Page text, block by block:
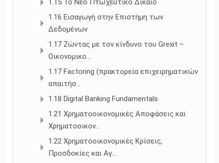
1.15 To Νέο Πτωχευτικό Δίκαιο
1.16 Εισαγωγή στην Επιστήμη των
Δεδομένων
1.17 Ζώντας με τον κίνδυνο του Grexit –
Οικονομικο...
1.17 Factoring (πρακτορεία επιχειρηματικών
απαιτήσ...
1.18 Digital Banking Fundamentals
1.21 Χρηματοοικονομικές Αποφάσεις και
Χρηματοοικον...
1.22 Χρηματοοικονομικές Κρίσεις,
Προσδοκίες και Αγ...